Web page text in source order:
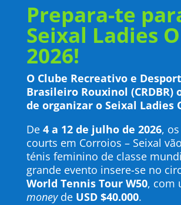
Prepara-te
Seixal Ladies
2026!
O Clube Recreativo e
Brasileiro Rouxinol (CRDBR)
de organizar o Seixal Ladies
De 4 a 12 de julho de 2026,
courts em Corroios – Seixal
ténis feminino de classe
grande evento insere-se no
World Tennis Tour W50, com
moneyde USD $40.000.